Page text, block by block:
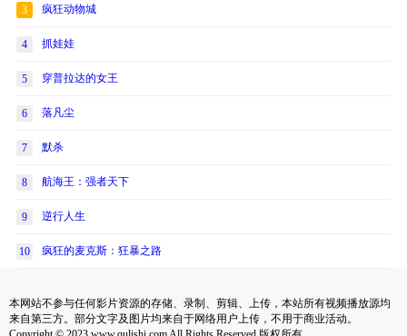
3 疯狂动物城
4 抓娃娃
5 穿普拉达的女王
6 落凡尘
7 默杀
8 航海王：强者天下
9 逆行人生
10 疯狂的麦克斯：狂暴之路
本网站不参与任何影片资源的存储、录制、剪辑、上传，本站所有视频播放源均
来自第三方。部分文字及图片均来自于网络用户上传，不用于商业活动。